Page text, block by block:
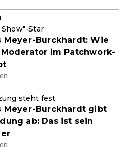
Star
Meyer-Burckhardt: Wie
Moderator im Patchwork-
steht fest
Meyer-Burckhardt gibt
ab: Das ist sein